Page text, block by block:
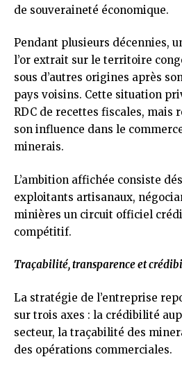
de souveraineté économique.
Pendant plusieurs décennies,
l’or extrait sur le territoire
sous d’autres origines après
pays voisins. Cette situation
RDC de recettes fiscales, mais
son influence dans le
minerais.
L’ambition affichée consiste
exploitants artisanaux,
minières un circuit officiel
compétitif.
Traçabilité, transparence et
La stratégie de l’entreprise
sur trois axes : la crédibilité
secteur, la traçabilité des
des opérations commerciales.